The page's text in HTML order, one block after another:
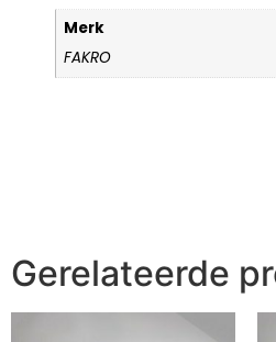
Merk
FAKRO
Gerelateerde